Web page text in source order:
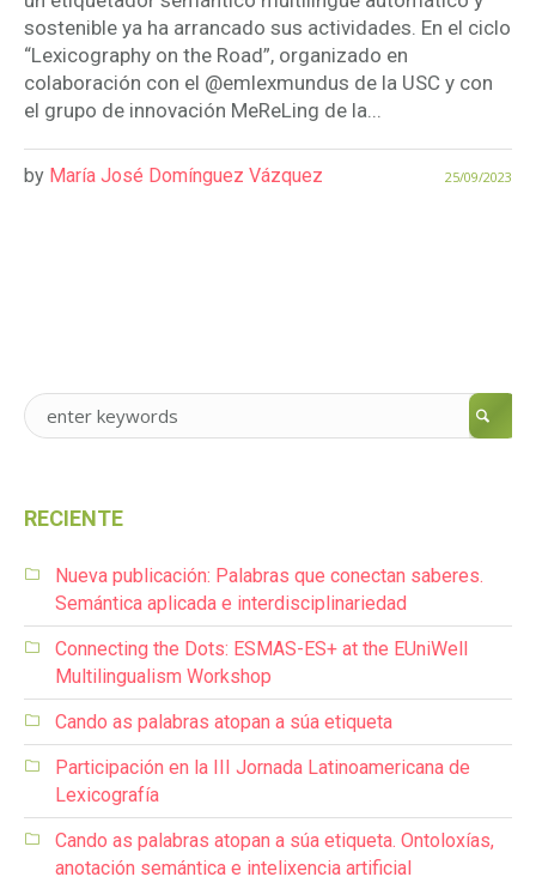
sostenible ya ha arrancado sus actividades. En el ciclo
“Lexicography on the Road”, organizado en
colaboración con el @emlexmundus de la USC y con
el grupo de innovación MeReLing de la...
25/09/2023
by María José Domínguez Vázquez
RECIENTE
Nueva publicación: Palabras que conectan saberes.
Semántica aplicada e interdisciplinariedad
Connecting the Dots: ESMAS-ES+ at the EUniWell
Multilingualism Workshop
Cando as palabras atopan a súa etiqueta
Participación en la III Jornada Latinoamericana de
Lexicografía
Cando as palabras atopan a súa etiqueta. Ontoloxías,
anotación semántica e intelixencia artificial